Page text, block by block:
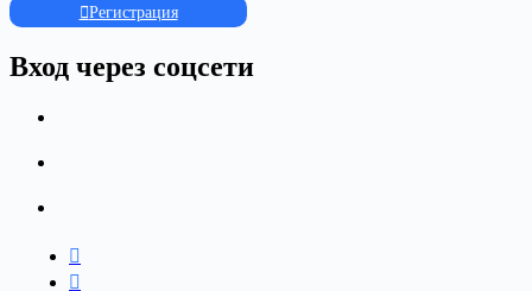
Регистрация
Вход через соцсети